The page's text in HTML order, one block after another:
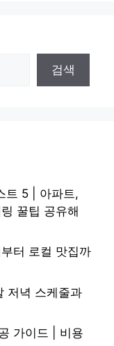
검색
트 5 | 아파트,
꿀팁 공유해
터 로컬 맛집까
저녁 스케줄과
가이드 | 비용